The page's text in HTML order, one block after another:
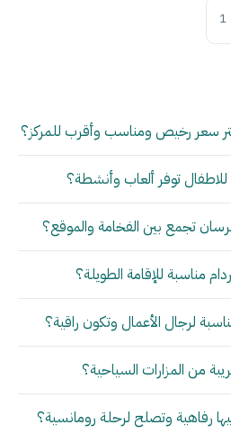
1
سعر رخيص ومناسب وأقرب للمركز؟
توفر ألعاب وأنشطة؟
تجمع بين الفخامة والموقع؟
مناسبة للإقامة الطويلة؟
لرجال الأعمال وتكون راقية؟
من المزارات السياحية؟
رفاهية وتصلح لرحلة رومانسية؟